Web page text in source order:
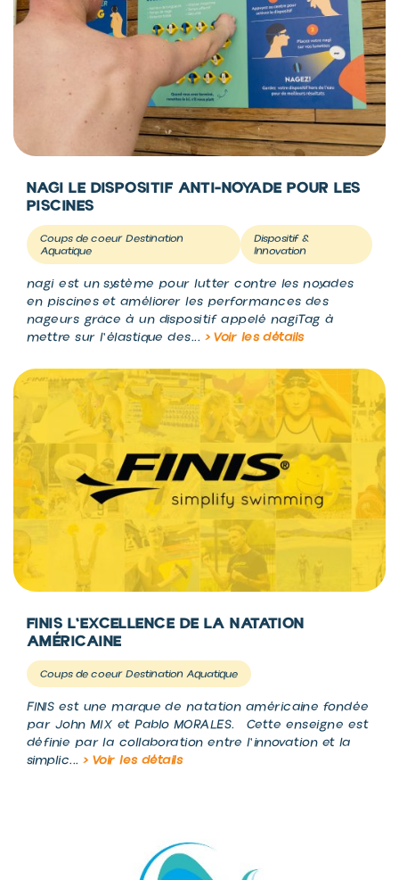
NAGI LE DISPOSITIF ANTI-NOYADE POUR LES
PISCINES
Coups de coeur Destination
Aquatique
Dispositif &
Innovation
nagi est un système pour lutter contre les noyades
en piscines et améliorer les performances des
nageurs grâce à un dispositif appelé nagiTag à
mettre sur l'élastique des... > Voir les détails
FINIS L'EXCELLENCE DE LA NATATION
AMÉRICAINE
Coups de coeur Destination Aquatique
FINIS est une marque de natation américaine fondée
par John MIX et Pablo MORALES. Cette enseigne est
définie par la collaboration entre l'innovation et la
simplic... > Voir les détails